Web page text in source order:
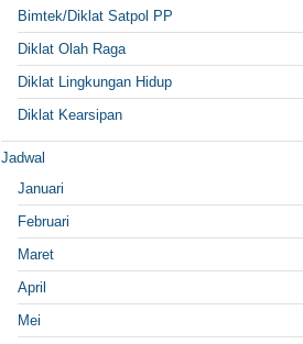
Bimtek/Diklat Satpol PP
Diklat Olah Raga
Diklat Lingkungan Hidup
Diklat Kearsipan
Jadwal
Januari
Februari
Maret
April
Mei